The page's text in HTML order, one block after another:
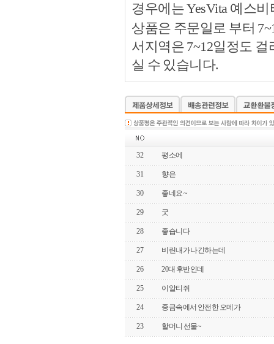
경우에는 YesVita 예스
상품은 주문일로 부터
서지역은 7~12일정도
실 수 있습니다.
32 평소에
31 향은
30 좋네요 ~
29 굿
28 좋습니다
27 비린내가 나긴하는데
26 20대 후반인데
25 이알티쥐
24 중금속에서 안전한 오메가
23 할머니 선물~